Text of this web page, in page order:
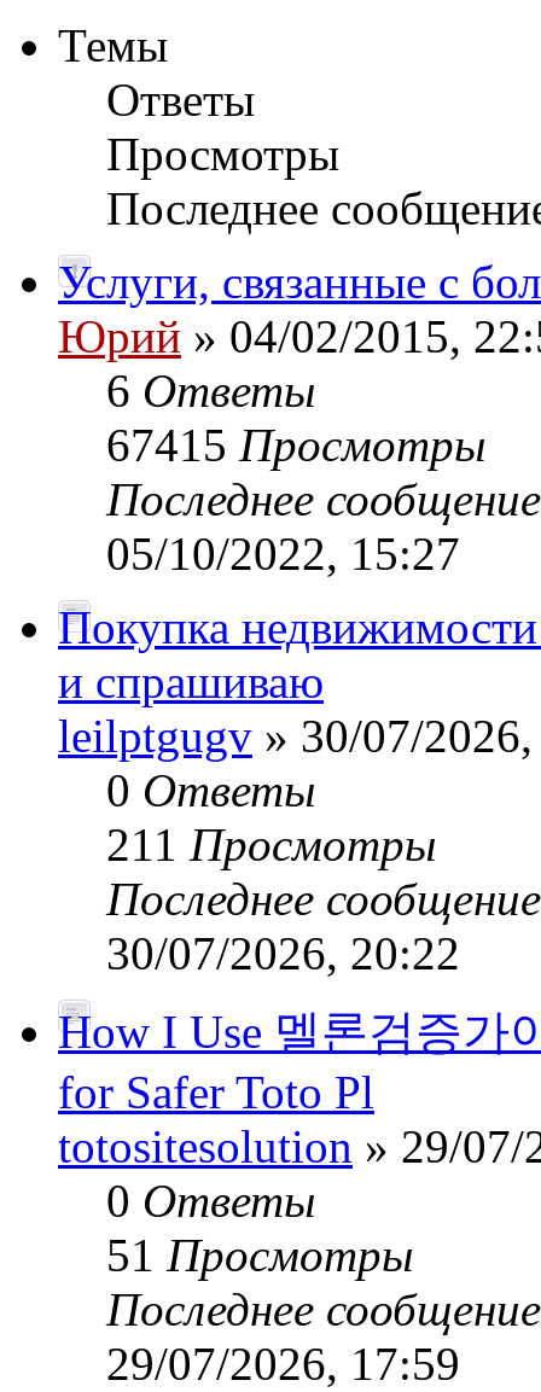
Темы
Ответы
Просмотры
Последнее
Услуги, связанные с
Юрий » 04/02/2015,
6 Ответы
67415 Просмотры
Последнее
05/10/2022, 15:27
Покупка
и спрашиваю
leilptgugv » 30/07/
0 Ответы
211 Просмотры
Последнее
30/07/2026, 20:22
How I Use 멜론검증가
for Safer Toto Pl
totositesolution » 29/07/
0 Ответы
51 Просмотры
Последнее
29/07/2026, 17:59